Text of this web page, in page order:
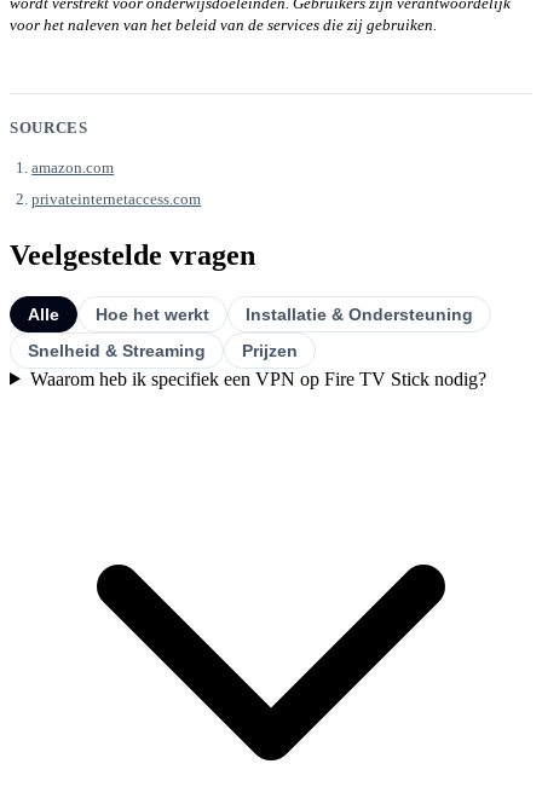
voor het naleven van het beleid van de services die zij gebruiken.
SOURCES
amazon.com
privateinternetaccess.com
Veelgestelde vragen
Alle Hoe het werkt
Installatie & Ondersteuning
Snelheid & Streaming
Prijzen
Waarom heb ik specifiek een VPN op Fire TV Stick nodig?